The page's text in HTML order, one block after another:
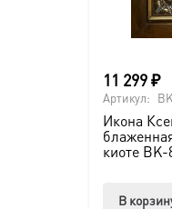
11 299₽
Артикул:
Икона
киоте BK-
В